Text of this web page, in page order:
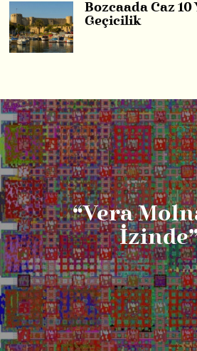
Bozcaada Caz 10
Geçicilik
“Vera